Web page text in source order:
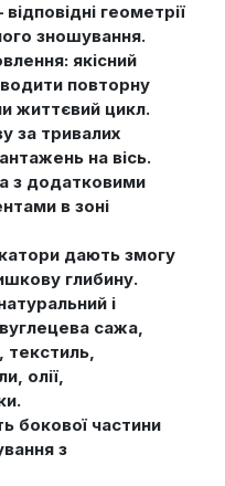
геометрії
зношування.
якісний
повторну
життєвий цикл.
за тривалих
на вісь.
з додатковими
в зоні
дають змогу
глибину.
і
сажа,
текстиль,
олії,
бокової частини
з